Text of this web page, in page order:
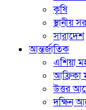
কৃষি
স্থানীয়
সারাদেশ
আন্তর্জাতিক
এশিয়া
আফ্রিকা
উত্তর
দক্ষিন